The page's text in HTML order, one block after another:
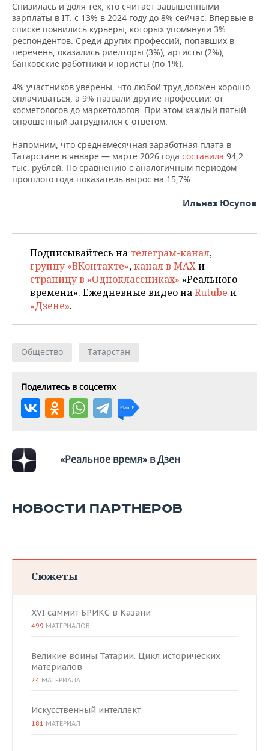
ТЕЛЕКОММУНИКАЦИИ
БИЗНЕС-БРАНЧИ
ONLINE-КОНФЕРЕНЦИИ
ОТКРЫТАЯ ЛЕКЦИЯ
ФУТБОЛ
ХОККЕЙ
БАСКЕТБОЛ
ВОЛЕЙБОЛ
КИБЕРСПОРТ
ФИГУРНОЕ КАТАНИЕ
ВОДНЫЕ ВИДЫ СПОРТА
НОВОСТИ ОБЩЕСТВА
ВЛАСТЬ
ИНФРАСТРУКТУРА
ИСТОРИЯ
КУЛЬТУРА
МЕДИЦИНА
ОБРАЗОВАНИЕ
ФОТОГАЛЕРЕЯ
СЮЖЕТЫ
СПРАВОЧНИК
СПИСОК ПЕРСОН
СПИСОК КОМПАНИЙ
ПОЛНАЯ ВЕРСИЯ
Снизилась и доля тех, кто считает завышенными
зарплаты в IT: с 13% в 2024 году до 8% сейчас. Впервые в
списке появились курьеры, которых упомянули 3%
респондентов. Среди других профессий, попавших в
перечень, оказались риелторы (3%), артисты (2%),
банковские работники и юристы (по 1%).
4% участников уверены, что любой труд должен хорошо
оплачиваться, а 9% назвали другие профессии: от
косметологов до маркетологов. При этом каждый пятый
опрошенный затруднился с ответом.
Напомним, что среднемесячная заработная плата в
Татарстане в январе — марте 2026 года составила 94,2
тыс. рублей. По сравнению с аналогичным периодом
прошлого года показатель вырос на 15,7%.
Ильназ Юсупов
Подписывайтесь на телеграм-канал,
группу «ВКонтакте»,канал в MAXи
страницу в «Одноклассниках» «Реального
времени». Ежедневные видео наRutube и
«Дзене».
Общество Татарстан
Поделитесь в соцсетях
«Реальное время» в Дзен
НОВОСТИ ПАРТНЕРОВ
Сюжеты
XVI саммит БРИКС в Казани
499 МАТЕРИАЛОВ
Великие воины Татарии. Цикл исторических
материалов
24 МАТЕРИАЛА
Искусственный интеллект
181 МАТЕРИАЛ